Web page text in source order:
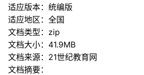
适应版本：统编版
适应地区：全国
文档类型：zip
文档大小：41.9MB
文档来源： 21世纪教育网
文档摘要：